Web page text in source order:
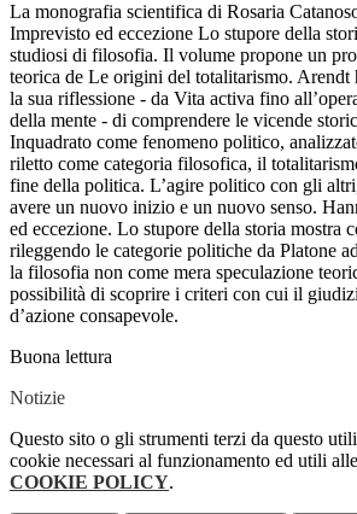
La monografia scientifica di Rosaria
Imprevisto ed eccezione Lo stupore della
studiosi di filosofia. Il volume propone un
teorica de Le origini del totalitarismo. Arendt
la sua riflessione - da Vita activa fino
della mente - di comprendere le vicende
Inquadrato come fenomeno politico,
riletto come categoria filosofica, il
fine della politica. L’agire politico con gli
avere un nuovo inizio e un nuovo senso.
ed eccezione. Lo stupore della storia mostra
rileggendo le categorie politiche da Platone
la filosofia non come mera speculazione
possibilità di scoprire i criteri con cui il
d’azione consapevole.
Buona lettura
Notizie
Questo sito o gli strumenti terzi da questo
cookie necessari al funzionamento ed utili
COOKIE POLICY.